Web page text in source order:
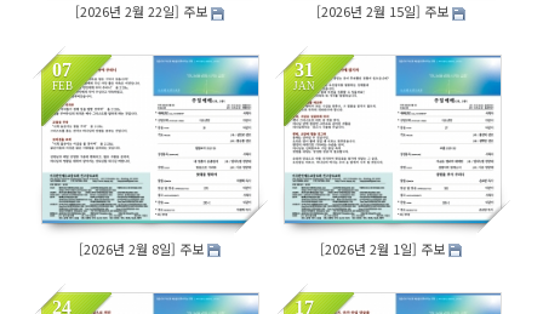
[2026년 2월 22일] 주보 [2026년 2월 15일] 주보
07
FEB
218
[2026년 2월 8일] 주보
31
JAN
196
[2026년 2월 1일] 주보
24 17